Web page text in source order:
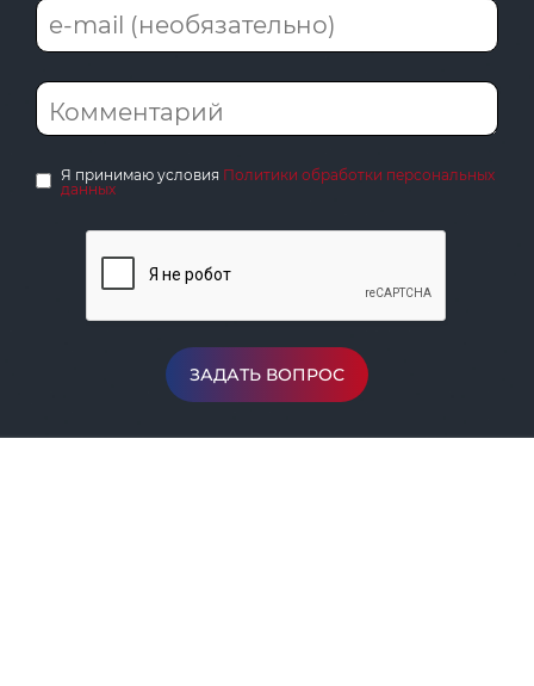
Я принимаю условия Политики обработки персональных
данных
ЗАДАТЬ ВОПРОС